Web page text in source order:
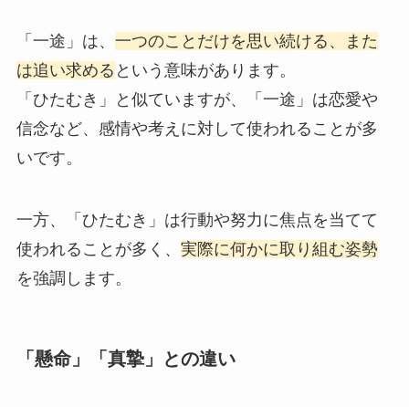
「一途」は、 一つのことだけを思い続ける、また
は追い求める という意味があります。
「ひたむき」と似ていますが、「一途」は恋愛や
信念など、感情や考えに対して使われることが多
いです。
一方、「ひたむき」は行動や努力に焦点を当てて
使われることが多く、 実際に何かに取り組む姿勢
を強調します。
「懸命」「真摯」との違い